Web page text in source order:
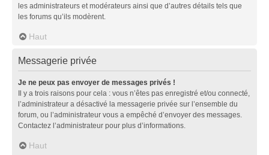
les administrateurs et modérateurs ainsi que d’autres détails tels que
les forums qu’ils modèrent.
Haut
Messagerie privée
Je ne peux pas envoyer de messages privés !
Il y a trois raisons pour cela : vous n’êtes pas enregistré et/ou connecté,
l’administrateur a désactivé la messagerie privée sur l’ensemble du
forum, ou l’administrateur vous a empêché d’envoyer des messages.
Contactez l’administrateur pour plus d’informations.
Haut